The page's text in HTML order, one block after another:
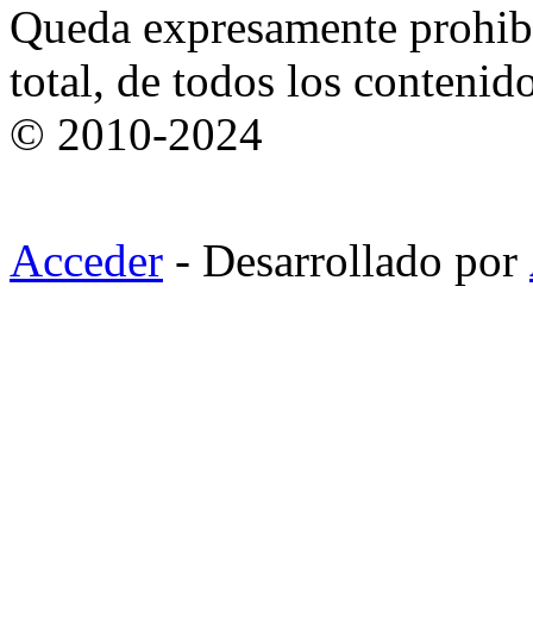
Queda expresamente
total, de todos los
© 2010-2024
Acceder - Desarrollado por